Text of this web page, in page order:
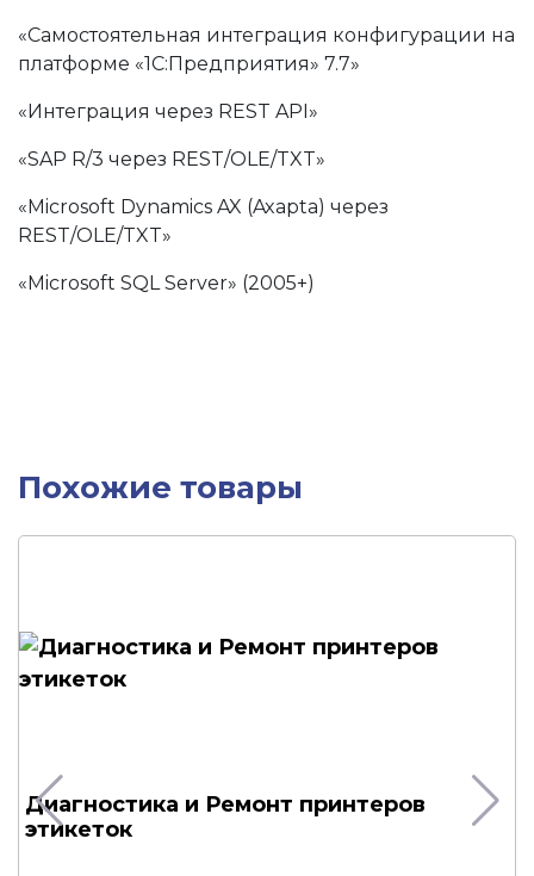
«Самостоятельная интеграция конфигурации на
платформе «1С:Предприятия» 7.7»
«Интеграция через REST API»
«SAP R/3 через REST/OLE/TXT»
«Microsoft Dynamics AX (Axapta) через
REST/OLE/TXT»
«Microsoft SQL Server» (2005+)
Похожие товары
Диагностика и Ремонт принтеров
этикеток